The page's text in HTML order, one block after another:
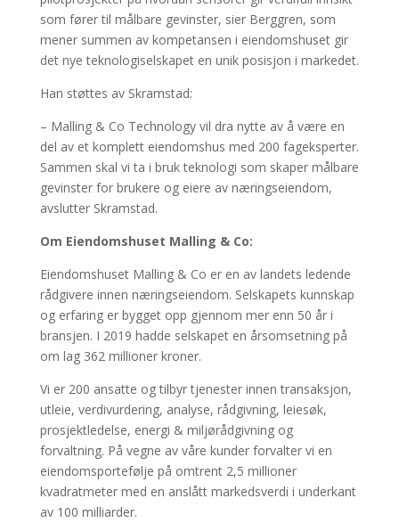
som fører til målbare gevinster, sier Berggren, som
mener summen av kompetansen i eiendomshuset gir
det nye teknologiselskapet en unik posisjon i markedet.
Han støttes av Skramstad:
– Malling & Co Technology vil dra nytte av å være en
del av et komplett eiendomshus med 200 fageksperter.
Sammen skal vi ta i bruk teknologi som skaper målbare
gevinster for brukere og eiere av næringseiendom,
avslutter Skramstad.
Om Eiendomshuset Malling & Co:
Eiendomshuset Malling & Co er en av landets ledende
rådgivere innen næringseiendom. Selskapets kunnskap
og erfaring er bygget opp gjennom mer enn 50 år i
bransjen. I 2019 hadde selskapet en årsomsetning på
om lag 362 millioner kroner.
Vi er 200 ansatte og tilbyr tjenester innen transaksjon,
utleie, verdivurdering, analyse, rådgivning, leiesøk,
prosjektledelse, energi & miljørådgivning og
forvaltning. På vegne av våre kunder forvalter vi en
eiendomsportefølje på omtrent 2,5 millioner
kvadratmeter med en anslått markedsverdi i underkant
av 100 milliarder.